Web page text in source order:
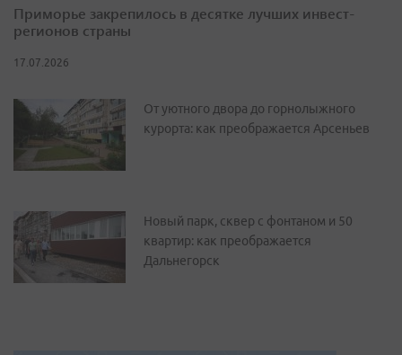
Приморье закрепилось в десятке лучших инвест-
регионов страны
17.07.2026
От уютного двора до горнолыжного
курорта: как преображается Арсеньев
Новый парк, сквер с фонтаном и 50
квартир: как преображается
Дальнегорск